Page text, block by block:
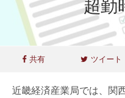
共有 ツイート
近畿経済産業局では、関